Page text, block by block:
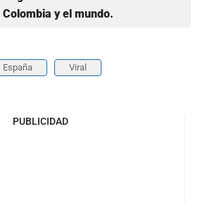
y el mundo.
España Viral
PUBLICIDAD